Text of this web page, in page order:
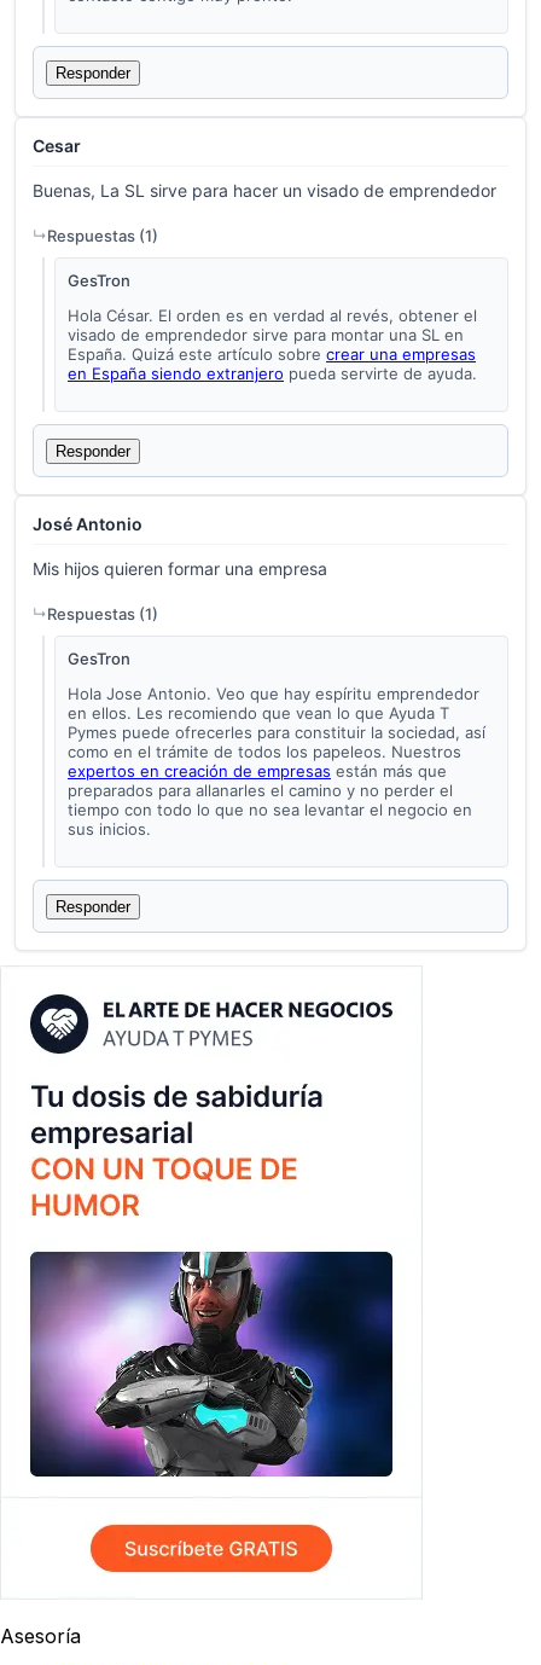
Responder
Cesar
Buenas, La SL sirve para hacer un visado de emprendedor
Respuestas (1)
GesTron
Hola César. El orden es en verdad al revés, obtener el
visado de emprendedor sirve para montar una SL en
España. Quizá este artículo sobre crear una empresas
en España siendo extranjero pueda servirte de ayuda.
Responder
José Antonio
Mis hijos quieren formar una empresa
Respuestas (1)
GesTron
Hola Jose Antonio. Veo que hay espíritu emprendedor
en ellos. Les recomiendo que vean lo que Ayuda T
Pymes puede ofrecerles para constituir la sociedad, así
como en el trámite de todos los papeleos. Nuestros
expertos en creación de empresas están más que
preparados para allanarles el camino y no perder el
tiempo con todo lo que no sea levantar el negocio en
sus inicios.
Responder
Asesoría